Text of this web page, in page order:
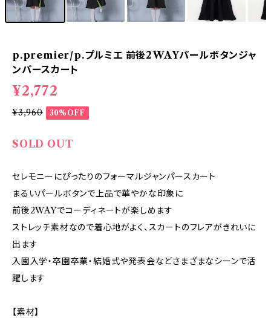
p.premier/p.プルミエ 前後2WAYパールボタンジャ
ンパースカート
¥2,772
¥3,960 30%OFF
SOLD OUT
セレモニーにぴったりのフォーマルジャンパースカート
まるいパールボタンで上品で華やかな印象に
前後2WAYでコーディネートが楽しめます
ストレッチ素材なので着心地がよく、スカートのフレアがきれいに
出ます
入園入学・卒園卒業・結婚式や発表会などさまざまなシーンで活
躍します
【素材】